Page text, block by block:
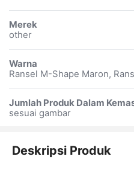
Merek
other
Warna
Ransel M-Shape Maron,
Jumlah Produk Dalam
sesuai gambar
Deskripsi Produk